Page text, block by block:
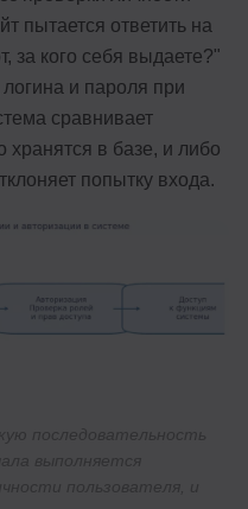
пытается ответить на
за кого себя выдаете?"
и пароля при
сравнивает
в базе, и либо
попытку входа.